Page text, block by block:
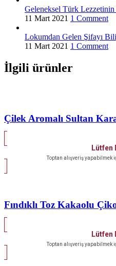
Geleneksel Türk Lezzetinin
11 Mart 2021 1 Comment
Lokumdan Gelen Şifayı
11 Mart 2021 1 Comment
İlgili ürünler
Çilek Aromalı Sultan
Lütfen
Toptan alışveriş yapabilmek
Fındıklı Toz Kakaolu
Lütfen
Toptan alışveriş yapabilmek